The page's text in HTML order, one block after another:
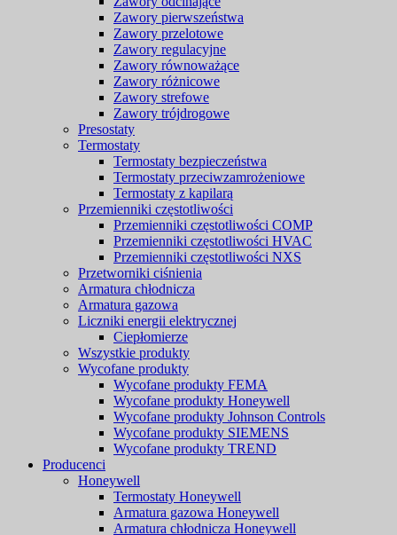
Zawory pierwszeństwa
Zawory przelotowe
Zawory regulacyjne
Zawory równoważące
Zawory różnicowe
Zawory strefowe
Zawory trójdrogowe
Presostaty
Termostaty
Termostaty bezpieczeństwa
Termostaty przeciwzamrożeniowe
Termostaty z kapilarą
Przemienniki częstotliwości
Przemienniki częstotliwości COMP
Przemienniki częstotliwości HVAC
Przemienniki częstotliwości NXS
Przetworniki ciśnienia
Armatura chłodnicza
Armatura gazowa
Liczniki energii elektrycznej
Ciepłomierze
Wszystkie produkty
Wycofane produkty
Wycofane produkty FEMA
Wycofane produkty Honeywell
Wycofane produkty Johnson Controls
Wycofane produkty SIEMENS
Wycofane produkty TREND
Producenci
Honeywell
Termostaty Honeywell
Armatura gazowa Honeywell
Armatura chłodnicza Honeywell